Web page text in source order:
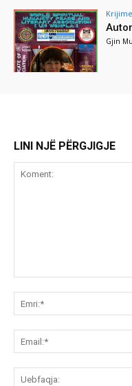
Krijime
Gjin
LINI NJË PËRGJIGJE